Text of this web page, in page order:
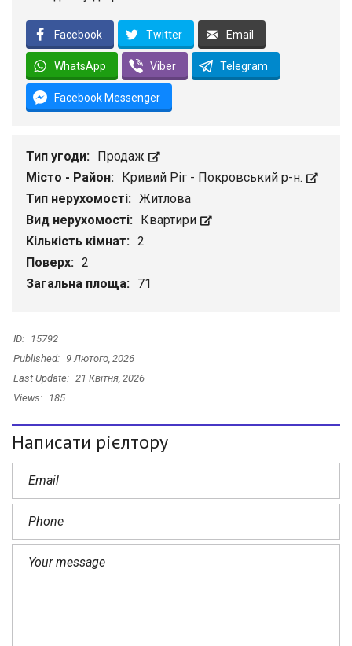
Facebook Twitter Email
WhatsApp Viber Telegram
Facebook Messenger
Тип угоди:
Продаж
Місто - Район:
Кривий Ріг - Покровський р-н.
Тип нерухомості: Житлова
Вид нерухомості:
Квартири
Кількість кімнат: 2
Поверх: 2
Загальна площа: 71
ID: 15792
Published: 9 Лютого, 2026
Last Update: 21 Квітня, 2026
Views: 185
Написати рієлтору